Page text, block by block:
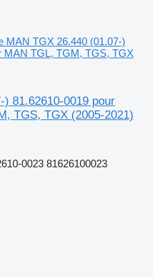
MAN TGX 26.440 (01.07-)
MAN TGL, TGM, TGS, TGX
81.62610-0019 pour
TGS, TGX (2005-2021)
0023 81626100023